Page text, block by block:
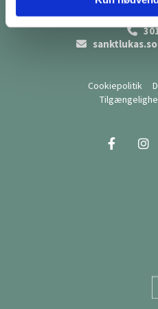

· Skt. Lucas


Cookiepolitik